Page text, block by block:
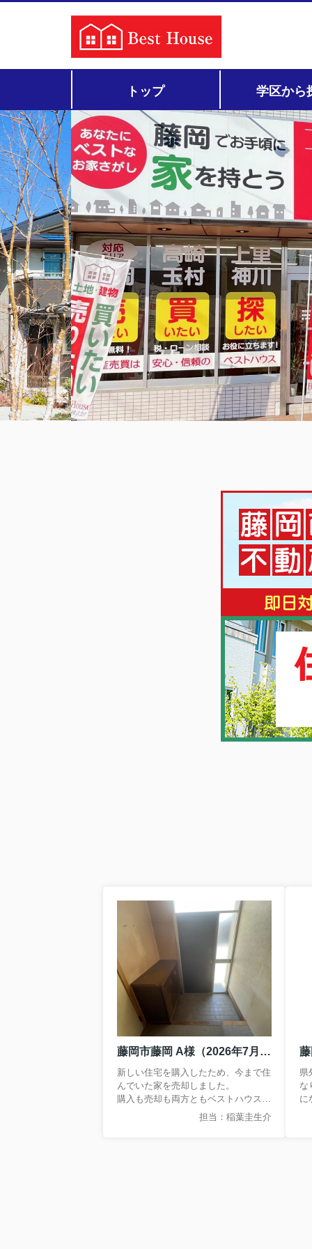
トップ 学区から
藤岡市藤岡 A様（2026年7月 売却）
新しい住宅を購入したため、今まで住
んでいた家を売却しました。
購入も売却も両方ともベストハウスさ
んにお任せして正解でした(^^♪
担当：稲葉圭生介
県
な
に